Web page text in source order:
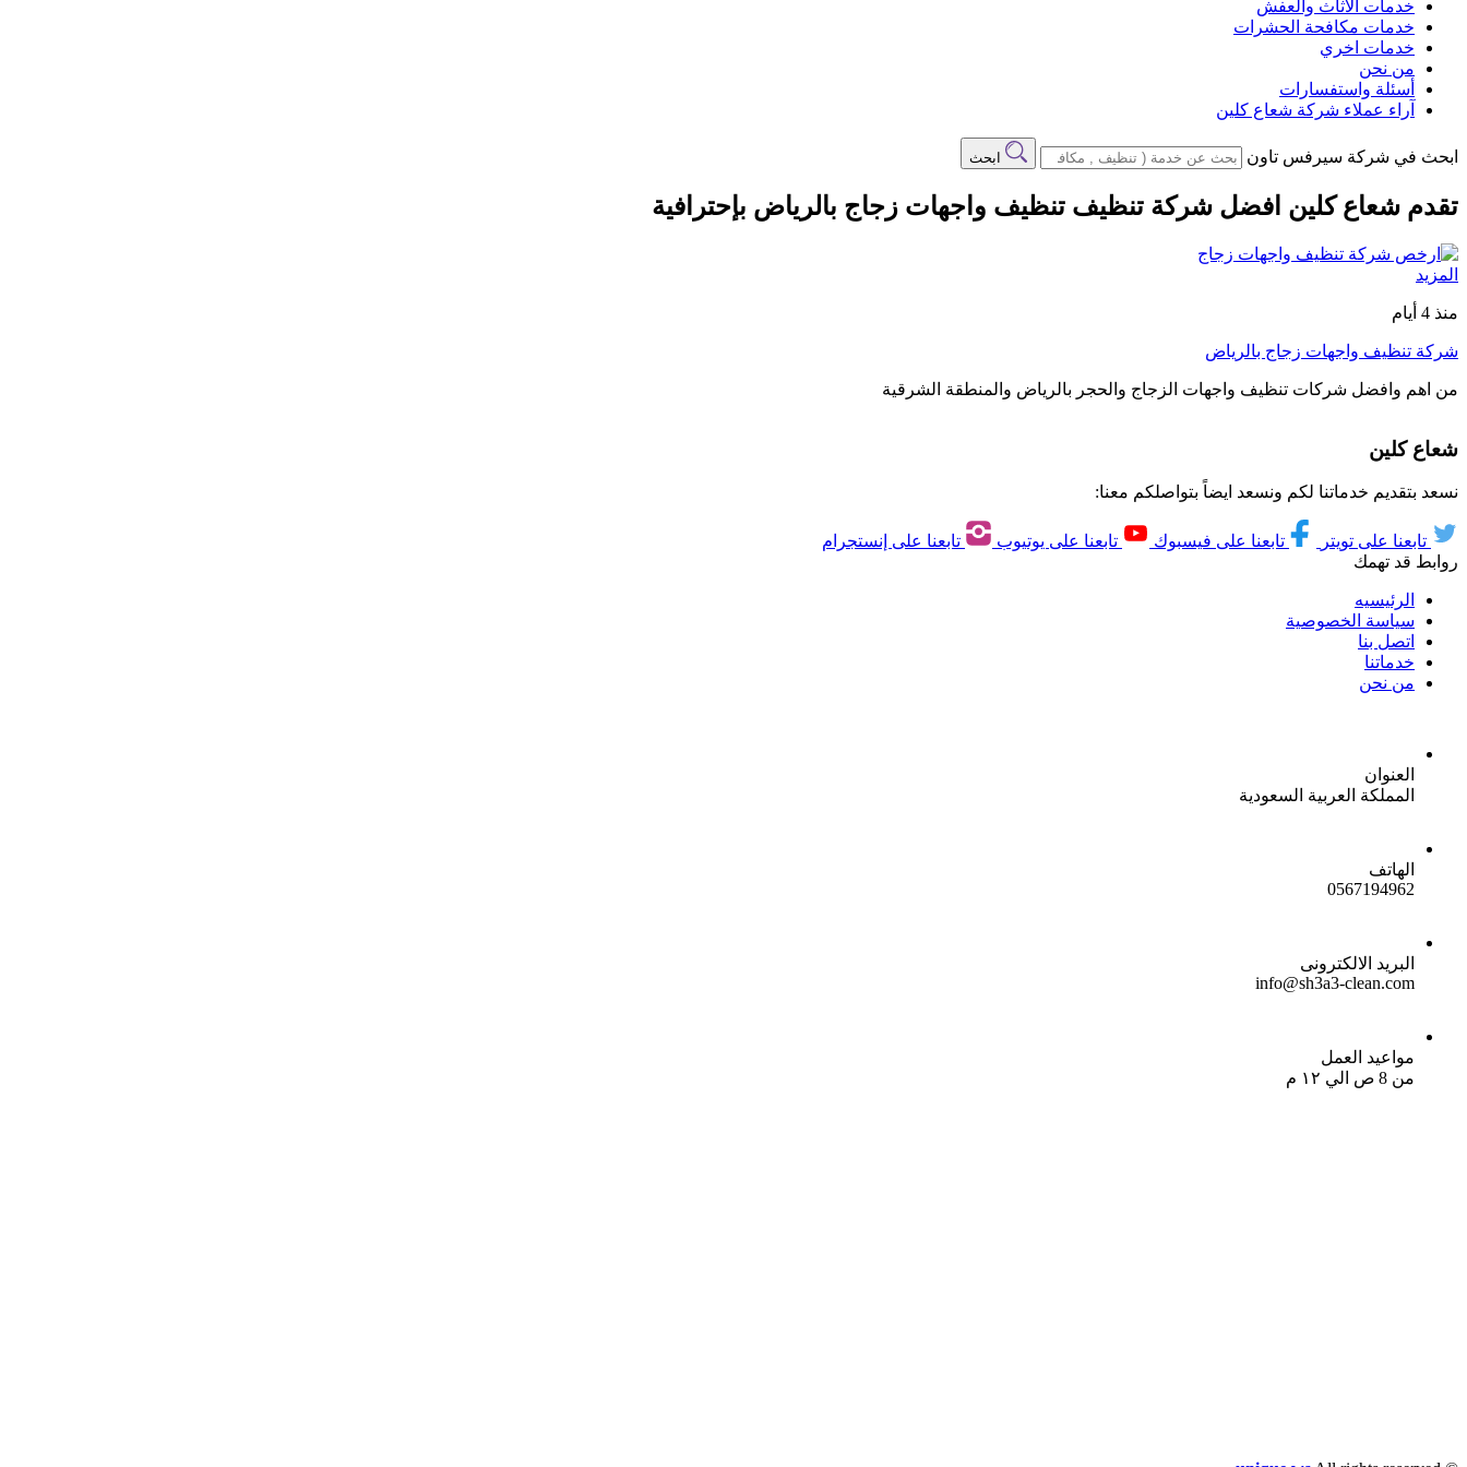
خدمات الاثاث والعفش
خدمات مكافحة الحشرات
خدمات اخري
من نحن
أسئلة واستفسارات
آراء عملاء شركة شعاع كلين
ابحث في شركة سيرفس تاون ابحث
تقدم شعاع كلين افضل شركة تنظيف تنظيف واجهات زجاج بالرياض بإحترافية
المزيد
منذ 4 أيام
شركة تنظيف واجهات زجاج بالرياض
من اهم وافضل شركات تنظيف واجهات الزجاج والحجر بالرياض والمنطقة الشرقية
شعاع كلين
نسعد بتقديم خدماتنا لكم ونسعد ايضاً بتواصلكم معنا:
تابعنا على تويتر تابعنا على فيسبوك تابعنا على يوتيوب
تابعنا على إنستجرام
روابط قد تهمك
الرئيسيه
سياسة الخصوصية
اتصل بنا
خدماتنا
من نحن
العنوان
المملكة العربية السعودية
الهاتف
0567194962
البريد الالكترونى
info@sh3a3-clean.com
مواعيد العمل
من 8 ص الي ١٢ م